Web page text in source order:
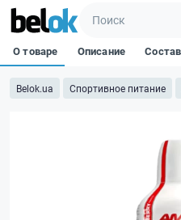
Belok.ua Спортивное питание
О товаре Описание Состав